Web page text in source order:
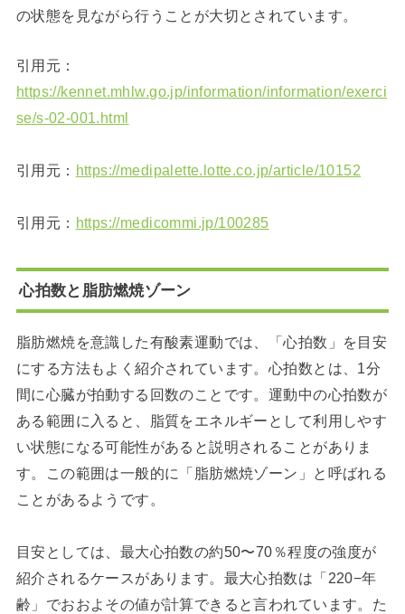
の状態を見ながら行うことが大切とされています。
引用元：
https://kennet.mhlw.go.jp/information/information/exerci
se/s-02-001.html
引用元： https://medipalette.lotte.co.jp/article/10152
引用元： https://medicommi.jp/100285
心拍数と脂肪燃焼ゾーン
脂肪燃焼を意識した有酸素運動では、「心拍数」を目安
にする方法もよく紹介されています。心拍数とは、1分
間に心臓が拍動する回数のことです。運動中の心拍数が
ある範囲に入ると、脂質をエネルギーとして利用しやす
い状態になる可能性があると説明されることがありま
す。この範囲は一般的に「脂肪燃焼ゾーン」と呼ばれる
ことがあるようです。
目安としては、最大心拍数の約50〜70％程度の強度が
紹介されるケースがあります。最大心拍数は「220−年
齢」でおおよその値が計算できると言われています。た